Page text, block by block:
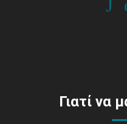
Γιατί να